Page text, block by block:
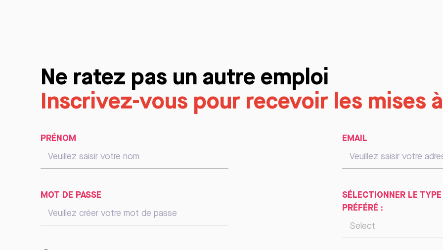
Ne ratez pas un autre emploi
Inscrivez-vous pour recevoir les mises
PRÉNOM EMAIL
MOT DE PASSE
SÉLECTIONNER LE
PRÉFÉRÉ :